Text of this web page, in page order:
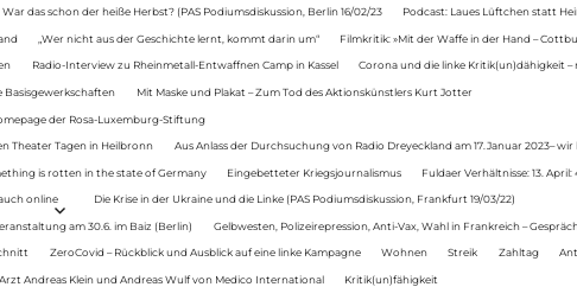
War das schon der heiße Herbst? (PAS Podiumsdiskussion, Berlin 16/02/23 Podcast: Laues Lüftchen statt
„Wer nicht aus der Geschichte lernt, kommt darin um“ Filmkritik: »Mit der Waffe in der Hand –
Radio-Interview zu Rheinmetall-Entwaffnen Camp in Kassel Corona und die linke Kritik(un)dähigkeit –
Basisgewerkschaften Mit Maske und Plakat – Zum Tod des Aktionskünstlers Kurt Jotter
der Rosa-Luxemburg-Stiftung
Theater Tagen in Heilbronn Aus Anlass der Durchsuchung von Radio Dreyeckland am 17.Januar 2023– wir
is rotten in the state of Germany Eingebetteter Kriegsjournalismus Fuldaer Verhältnisse: 13.
online Die Krise in der Ukraine und die Linke (PAS Podiumsdiskussion, Frankfurt 19/03/22)
am 30.6. im Baiz (Berlin) Gelbwesten, Polizeirepression, Anti-Vax, Wahl in Frankreich –
ZeroCovid – Rückblick und Ausblick auf eine linke Kampagne Wohnen Streik Zahltag
Andreas Klein und Andreas Wulf von Medico International Kritik(un)fähigkeit